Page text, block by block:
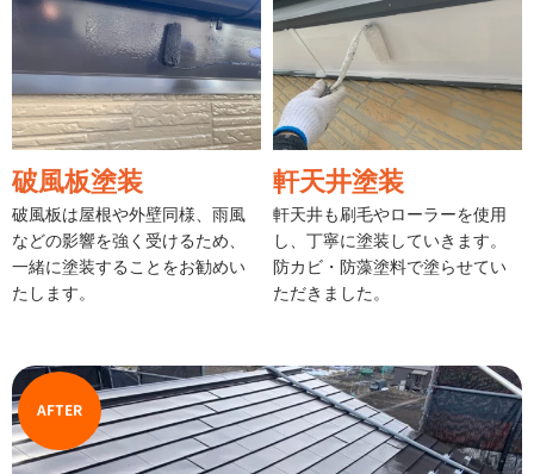
破風板塗装
破風板は屋根や外壁同様、雨風
などの影響を強く受けるため、
一緒に塗装することをお勧めい
たします。
軒天井塗装
軒天井も刷毛やローラーを使用
し、丁寧に塗装していきます。
防カビ・防藻塗料で塗らせてい
ただきました。
AFTER